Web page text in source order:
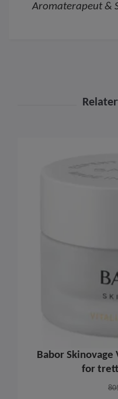
Aromaterapeut &
Babor
for trett